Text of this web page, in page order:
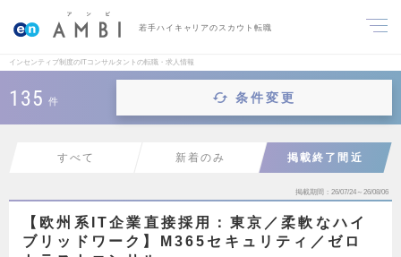
若手ハイキャリアのスカウト転職
インセンティブ制度のITコンサルタントの転職・求人情報
135 件 条件変更
すべて 新着のみ 掲載終了間近
掲載期間 26/07/24～26/08/06
【欧州系IT企業直接採用：東京／柔軟なハイ
ブリッドワーク】M365セキュリティ／ゼロ